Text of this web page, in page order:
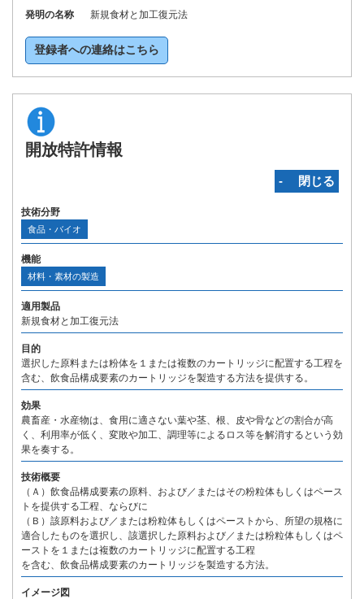
発明の名称
新規食材と加工復元法
登録者への連絡はこちら
開放特許情報
‐ 閉じる
技術分野
食品・バイオ
機能
材料・素材の製造
適用製品
新規食材と加工復元法
目的
選択した原料または粉体を１または複数のカートリッジに配置する工程を
含む、飲食品構成要素のカートリッジを製造する方法を提供する。
効果
農畜産・水産物は、食用に適さない葉や茎、根、皮や骨などの割合が高
く、利用率が低く、変敗や加工、調理等によるロス等を解消するという効
果を奏する。
技術概要
（Ａ）飲食品構成要素の原料、および／またはその粉粒体もしくはペース
トを提供する工程、ならびに
（Ｂ）該原料および／または粉粒体もしくはペーストから、所望の規格に
適合したものを選択し、該選択した原料および／または粉粒体もしくはペ
ーストを１または複数のカートリッジに配置する工程
を含む、飲食品構成要素のカートリッジを製造する方法。
イメージ図